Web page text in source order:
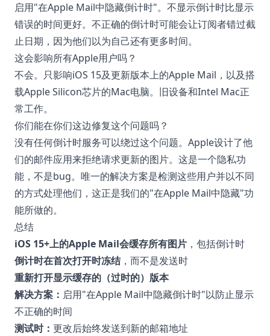
启用"在Apple Mail中隐藏倒计时"。不显示倒计时比显示
错误的时间更好。不正确的倒计时可能会让订阅者错过截
止日期，因为他们以为自己还有更多时间。
这会影响所有Apple用户吗？
不会。只影响iOS 15及更新版本上的Apple Mail，以及搭
载Apple Silicon芯片的Mac电脑。旧设备和Intel Mac正
常工作。
你们能在你们这边修复这个问题吗？
没有任何倒计时服务可以绕过这个问题。Apple设计了他
们的邮件应用来拒绝请求更新的图片。这是一个隐私功
能，不是bug。唯一的解决方案是检测这些用户并以不同
的方式处理他们，这正是我们的"在Apple Mail中隐藏"功
能所做的。
总结
iOS 15+上的Apple Mail会缓存所有图片 ，包括倒计时
倒计时在首次打开时冻结，而不是发送时
重新打开显示缓存的（过时的）版本
解决方案： 启用"在Apple Mail中隐藏倒计时"以防止显示
不正确的时间
测试时： 更改后始终发送到新的邮箱地址